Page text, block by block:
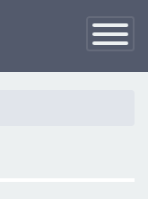
Toggle